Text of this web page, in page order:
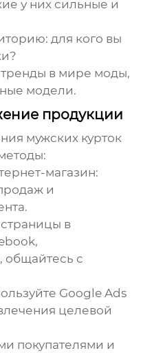
у них сильные и
для кого вы
?
в мире моды,
модели.
продукции
мужских курток
магазин:
и
в
общайтесь с
Google Ads
целевой
покупателями и